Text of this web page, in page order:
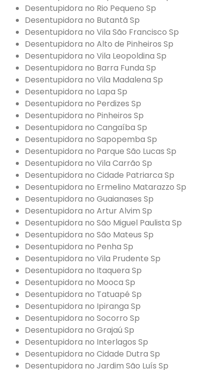
Desentupidora no Rio Pequeno Sp
Desentupidora no Butantã Sp
Desentupidora no Vila São Francisco Sp
Desentupidora no Alto de Pinheiros Sp
Desentupidora no Vila Leopoldina Sp
Desentupidora no Barra Funda Sp
Desentupidora no Vila Madalena Sp
Desentupidora no Lapa Sp
Desentupidora no Perdizes Sp
Desentupidora no Pinheiros Sp
Desentupidora no Cangaíba Sp
Desentupidora no Sapopemba Sp
Desentupidora no Parque São Lucas Sp
Desentupidora no Vila Carrão Sp
Desentupidora no Cidade Patriarca Sp
Desentupidora no Ermelino Matarazzo Sp
Desentupidora no Guaianases Sp
Desentupidora no Artur Alvim Sp
Desentupidora no São Miguel Paulista Sp
Desentupidora no São Mateus Sp
Desentupidora no Penha Sp
Desentupidora no Vila Prudente Sp
Desentupidora no Itaquera Sp
Desentupidora no Mooca Sp
Desentupidora no Tatuapé Sp
Desentupidora no Ipiranga Sp
Desentupidora no Socorro Sp
Desentupidora no Grajaú Sp
Desentupidora no Interlagos Sp
Desentupidora no Cidade Dutra Sp
Desentupidora no Jardim São Luís Sp